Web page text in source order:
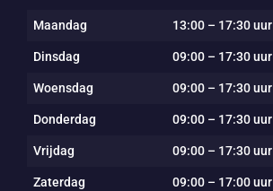
Maandag 13:00 – 17:30 uur
Dinsdag 09:00 – 17:30 uur
Woensdag 09:00 – 17:30 uur
Donderdag 09:00 – 17:30 uur
Vrijdag 09:00 – 17:30 uur
Zaterdag 09:00 – 17:00 uur